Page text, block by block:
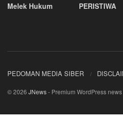
Melek Hukum
PERISTIWA
PEDOMAN MEDIA SIBER
© 2026 JNews- Premium WordPress